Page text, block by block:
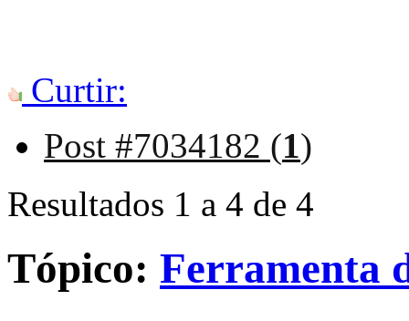
Curtir:
Post #7034182 (1)
Resultados 1 a 4 de 4
Tópico: Ferramenta